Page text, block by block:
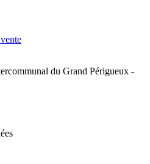
du Grand Périgueux -